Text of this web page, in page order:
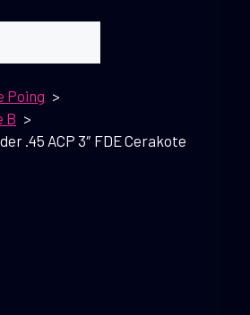
Poing
B
.45 ACP 3″ FDE Cerakote